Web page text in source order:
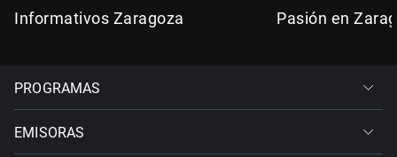
Informativos Zaragoza Pasión en
PROGRAMAS
EMISORAS